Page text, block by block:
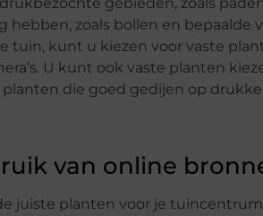
hebben, zoals bollen en bepaalde
tuin, kunt u kiezen voor vaste
U kunt ook vaste planten
planten die goed gedijen op
van online
juiste planten voor je